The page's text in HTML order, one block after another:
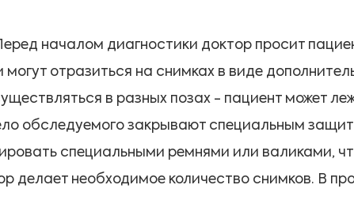
началом диагностики доктор просит
отразиться на снимках в виде
в разных позах - пациент может
обследуемого закрывают специальным
специальными ремнями или валиками,
делает необходимое количество снимков. В